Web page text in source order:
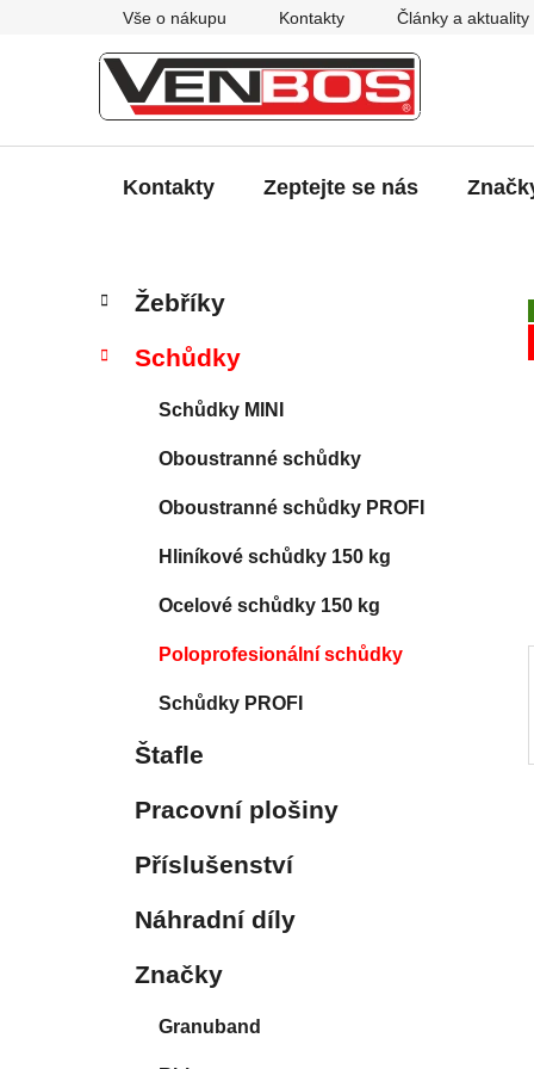
Vše o nákupu Kontakty Články a aktuality
Kontakty Zeptejte se nás
P
s
Přeskočit
kategorie
a
e
Žebříky
Schůdky
Schůdky MINI
Oboustranné schůdky
Oboustranné schůdky PROFI
Hliníkové schůdky 150 kg
Ocelové schůdky 150 kg
Poloprofesionální schůdky
Schůdky PROFI
Štafle
Pracovní plošiny
Příslušenství
Náhradní díly
Značky
Granuband